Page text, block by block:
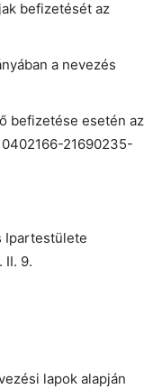
befizetését az
a nevezés
befizetése esetén az
21690235-
Ipartestülete
II. 9.
lapok alapján